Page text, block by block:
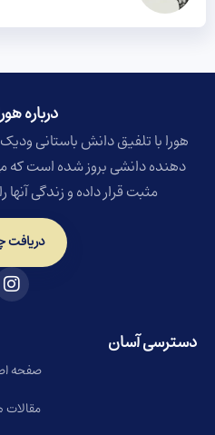
درباره
هورا با تلفیق دانش باستانی
دهنده دانشی بروز شده است که
مثبت قرار داده و زندگی آنها
دریافت
دسترسی آسان
صفحه
مقالات